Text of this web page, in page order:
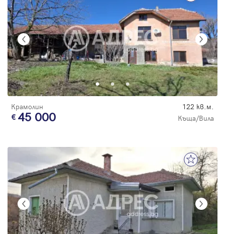
Крамолин 122 кв.м.
45 000 Къща/Вила